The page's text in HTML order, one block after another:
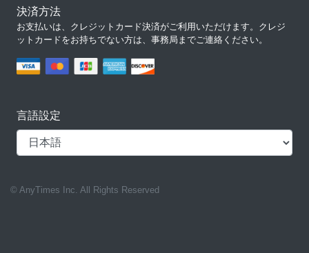
決済方法
お支払いは、クレジットカード決済がご利用いただけます。クレジ
ットカードをお持ちでない方は、事務局までご連絡ください。
言語設定
© AnyTimes Inc. All Rights Reserved